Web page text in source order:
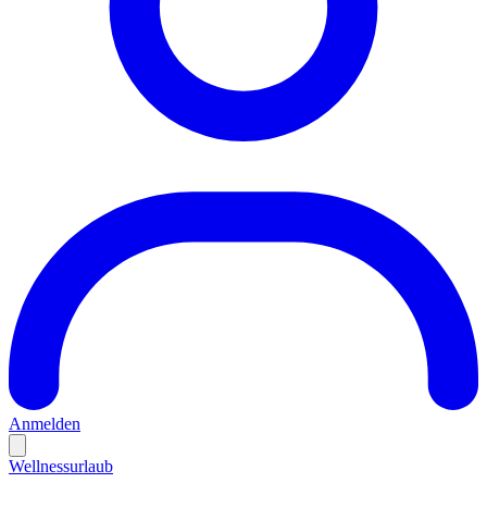
Anmelden
Wellnessurlaub